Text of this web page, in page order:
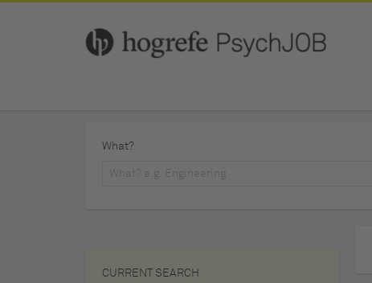
What?
CURRENT SEARCH